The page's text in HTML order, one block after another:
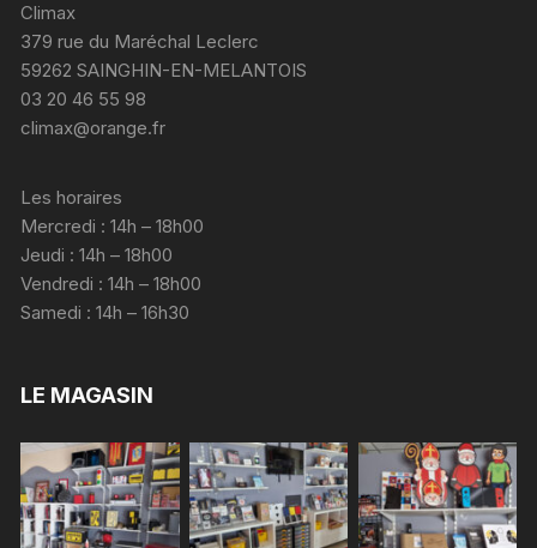
Climax
379 rue du Maréchal Leclerc
59262 SAINGHIN-EN-MELANTOIS
03 20 46 55 98
climax@orange.fr
Les horaires
Mercredi : 14h – 18h00
Jeudi : 14h – 18h00
Vendredi : 14h – 18h00
Samedi : 14h – 16h30
LE MAGASIN